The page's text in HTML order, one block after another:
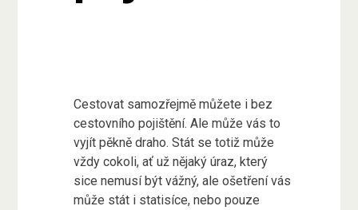
Cestovat samozřejmě můžete i bez
cestovního pojištění. Ale může vás to
vyjít pěkně draho. Stát se totiž může
vždy cokoli, ať už nějaký úraz, který
sice nemusí být vážný, ale ošetření vás
může stát i statisíce, nebo pouze